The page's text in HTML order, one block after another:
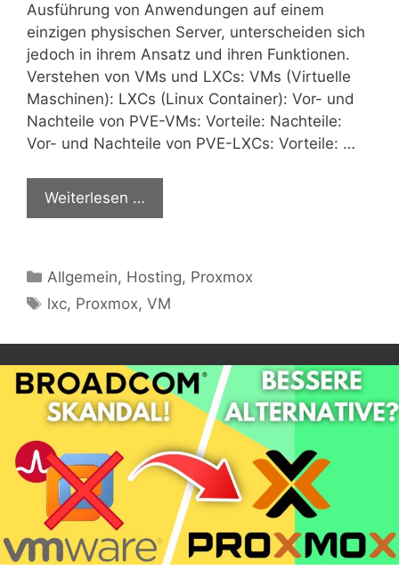
Ausführung von Anwendungen auf einem
einzigen physischen Server, unterscheiden sich
jedoch in ihrem Ansatz und ihren Funktionen.
Verstehen von VMs und LXCs: VMs (Virtuelle
Maschinen): LXCs (Linux Container): Vor- und
Nachteile von PVE-VMs: Vorteile: Nachteile:
Vor- und Nachteile von PVE-LXCs: Vorteile: …
Weiterlesen …
Kategorien
Allgemein, Hosting, Proxmox
Schlagwörter
lxc, Proxmox,VM